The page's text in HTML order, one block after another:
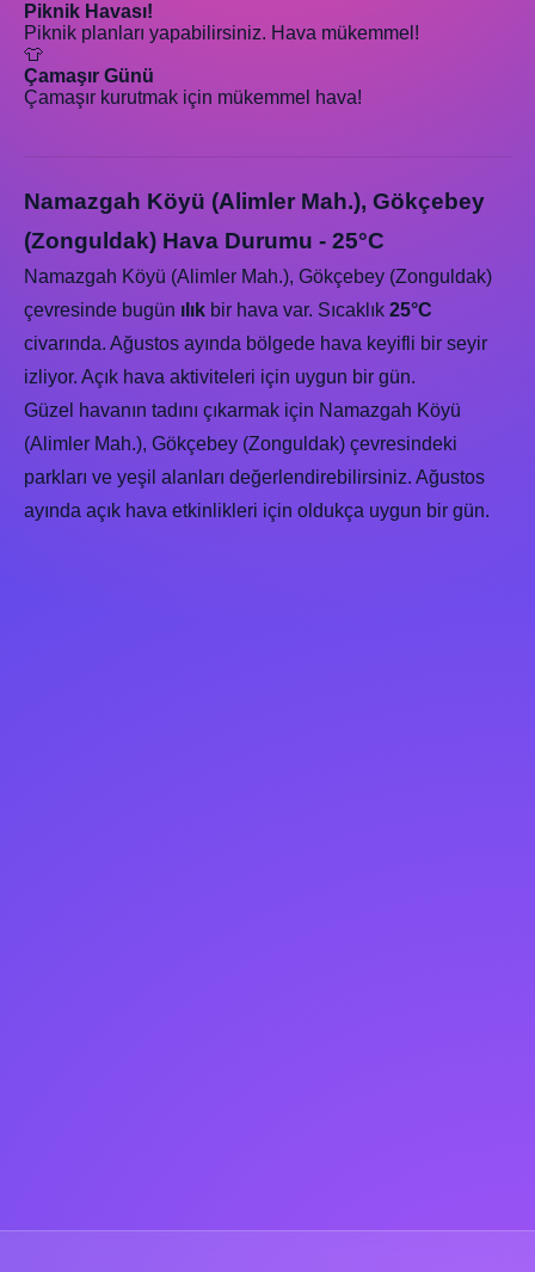
Piknik Havası!
Piknik planları yapabilirsiniz. Hava mükemmel!
👕
Çamaşır Günü
Çamaşır kurutmak için mükemmel hava!
Namazgah Köyü (Alimler Mah.), Gökçebey
(Zonguldak) Hava Durumu - 25°C
Namazgah Köyü (Alimler Mah.), Gökçebey (Zonguldak)
çevresinde bugün ılık bir hava var. Sıcaklık 25°C
civarında. Ağustos ayında bölgede hava keyifli bir seyir
izliyor. Açık hava aktiviteleri için uygun bir gün.
Güzel havanın tadını çıkarmak için Namazgah Köyü
(Alimler Mah.), Gökçebey (Zonguldak) çevresindeki
parkları ve yeşil alanları değerlendirebilirsiniz. Ağustos
ayında açık hava etkinlikleri için oldukça uygun bir gün.